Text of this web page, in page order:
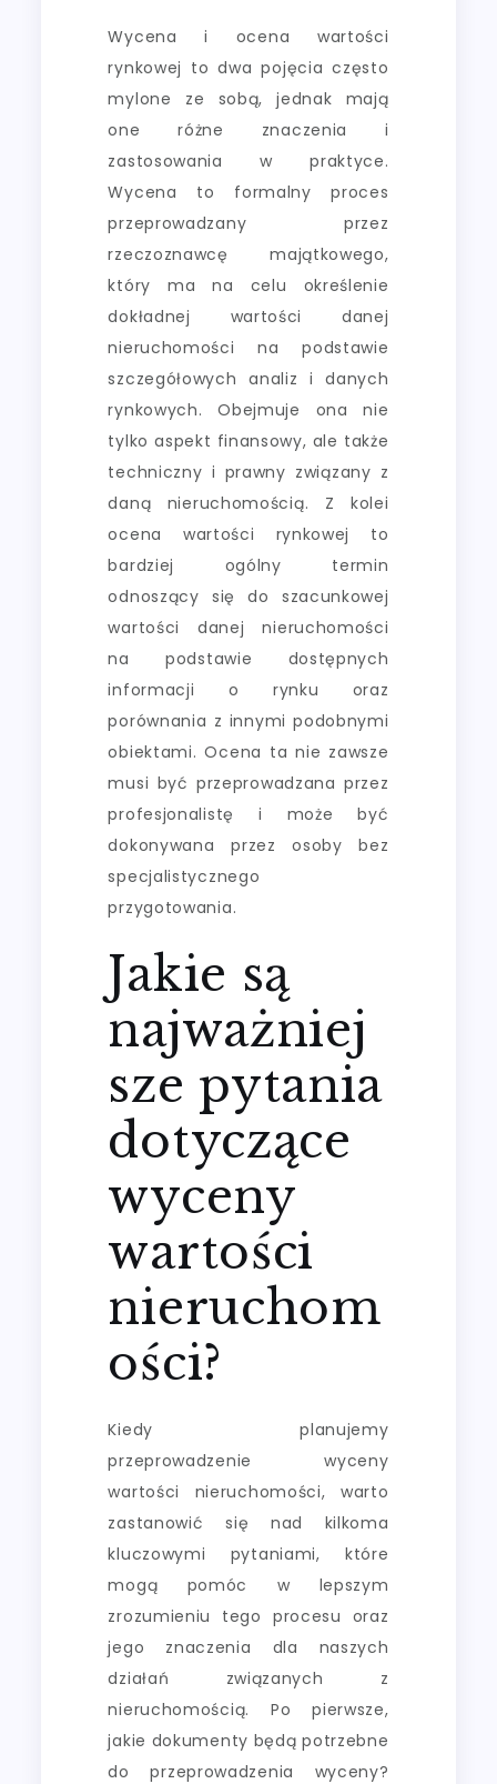
Wycena i ocena wartości
rynkowej to dwa pojęcia często
mylone ze sobą, jednak mają
one różne znaczenia i
zastosowania w praktyce.
Wycena to formalny proces
przeprowadzany przez
rzeczoznawcę majątkowego,
który ma na celu określenie
dokładnej wartości danej
nieruchomości na podstawie
szczegółowych analiz i danych
rynkowych. Obejmuje ona nie
tylko aspekt finansowy, ale także
techniczny i prawny związany z
daną nieruchomością. Z kolei
ocena wartości rynkowej to
bardziej ogólny termin
odnoszący się do szacunkowej
wartości danej nieruchomości
na podstawie dostępnych
informacji o rynku oraz
porównania z innymi podobnymi
obiektami. Ocena ta nie zawsze
musi być przeprowadzana przez
profesjonalistę i może być
dokonywana przez osoby bez
specjalistycznego
przygotowania.
Jakie są
najważniej
sze pytania
dotyczące
wyceny
wartości
nieruchom
ości?
Kiedy planujemy
przeprowadzenie wyceny
wartości nieruchomości, warto
zastanowić się nad kilkoma
kluczowymi pytaniami, które
mogą pomóc w lepszym
zrozumieniu tego procesu oraz
jego znaczenia dla naszych
działań związanych z
nieruchomością. Po pierwsze,
jakie dokumenty będą potrzebne
do przeprowadzenia wyceny?